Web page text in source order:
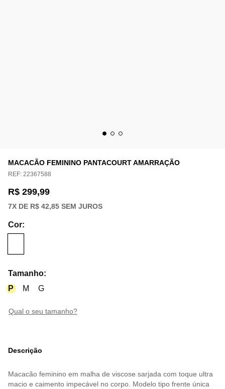
MACACÃO FEMININO PANTACOURT AMARRAÇÃO
REF: 22367588
R$ 299,99
7X DE R$ 42,85 SEM JUROS
Cor:
Tamanho:
P
M G
qual o seu tamanho?
Descrição
Macacão feminino em malha de viscose sarjada com toque ultra
macio e caimento impecável no corpo. Modelo tipo frente única